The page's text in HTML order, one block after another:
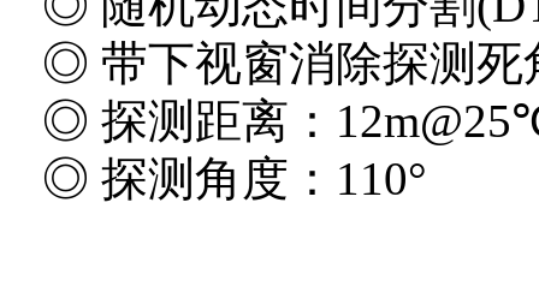
◎ 带下视窗消除探测死
◎ 探测距离：
◎ 探测角度：110°